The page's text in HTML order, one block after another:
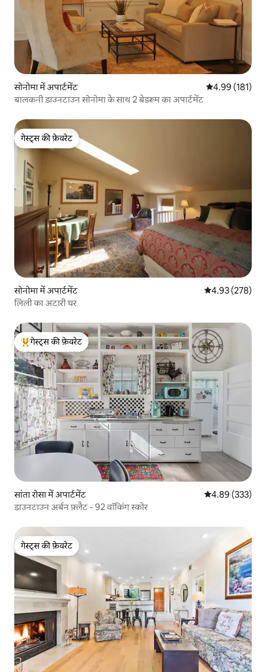
सोनोमा में अपार्टमेंट औसत रेटिंग 5 में से
4.99 (181)
बालकनी डाउनटाउन सोनोमा के साथ 2 बेडरूम का अपार्टमेंट
गेस्ट्स की फ़ेवरेट
गेस्ट्स की फ़ेवरेट
सोनोमा में अपार्टमेंट औसत रेटिंग 5 में से
4.93 (278)
लिली का अटारी घर
गेस्ट्स का टॉप फ़ेवरेट
गेस्ट्स की फ़ेवरेट
सांता रोसा में अपार्टमेंट औसत रेटिंग 5 में से
4.89 (333)
डाउनटाउन अर्बन फ़्लैट - 92 वॉकिंग स्कोर
गेस्ट्स की फ़ेवरेट
गेस्ट्स की फ़ेवरेट